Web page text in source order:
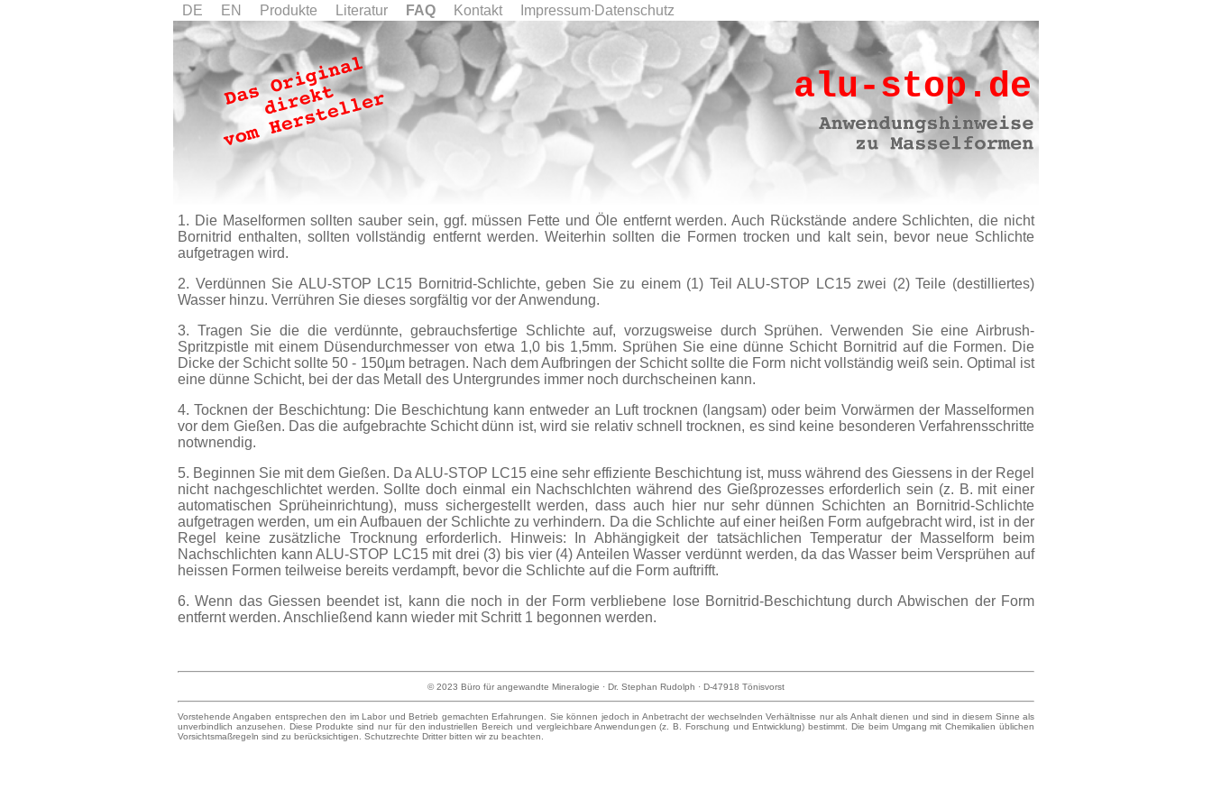
1. Die Maselformen sollten sauber sein, ggf. müssen Fette und Öle entfernt werden. Auch Rückstände andere Schlichten, die nicht
Bornitrid enthalten, sollten vollständig entfernt werden. Weiterhin sollten die Formen trocken und kalt sein, bevor neue Schlichte
aufgetragen wird.
2. Verdünnen Sie ALU-STOP LC15 Bornitrid-Schlichte, geben Sie zu einem (1) Teil ALU-STOP LC15 zwei (2) Teile (destilliertes)
Wasser hinzu. Verrühren Sie dieses sorgfältig vor der Anwendung.
3. Tragen Sie die die verdünnte, gebrauchsfertige Schlichte auf, vorzugsweise durch Sprühen. Verwenden Sie eine Airbrush-
Spritzpistle mit einem Düsendurchmesser von etwa 1,0 bis 1,5mm. Sprühen Sie eine dünne Schicht Bornitrid auf die Formen. Die
Dicke der Schicht sollte 50 - 150µm betragen. Nach dem Aufbringen der Schicht sollte die Form nicht vollständig weiß sein. Optimal ist
eine dünne Schicht, bei der das Metall des Untergrundes immer noch durchscheinen kann.
4. Tocknen der Beschichtung: Die Beschichtung kann entweder an Luft trocknen (langsam) oder beim Vorwärmen der Masselformen
vor dem Gießen. Das die aufgebrachte Schicht dünn ist, wird sie relativ schnell trocknen, es sind keine besonderen Verfahrensschritte
notwnendig.
5. Beginnen Sie mit dem Gießen. Da ALU-STOP LC15 eine sehr effiziente Beschichtung ist, muss während des Giessens in der Regel
nicht nachgeschlichtet werden. Sollte doch einmal ein Nachschlchten während des Gießprozesses erforderlich sein (z. B. mit einer
automatischen Sprüheinrichtung), muss sichergestellt werden, dass auch hier nur sehr dünnen Schichten an Bornitrid-Schlichte
aufgetragen werden, um ein Aufbauen der Schlichte zu verhindern. Da die Schlichte auf einer heißen Form aufgebracht wird, ist in der
Regel keine zusätzliche Trocknung erforderlich. Hinweis: In Abhängigkeit der tatsächlichen Temperatur der Masselform beim
Nachschlichten kann ALU-STOP LC15 mit drei (3) bis vier (4) Anteilen Wasser verdünnt werden, da das Wasser beim Versprühen auf
heissen Formen teilweise bereits verdampft, bevor die Schlichte auf die Form auftrifft.
6. Wenn das Giessen beendet ist, kann die noch in der Form verbliebene lose Bornitrid-Beschichtung durch Abwischen der Form
entfernt werden. Anschließend kann wieder mit Schritt 1 begonnen werden.
© 2023 Büro für angewandte Mineralogie · Dr. Stephan Rudolph · D-47918 Tönisvorst
Vorstehende Angaben entsprechen den im Labor und Betrieb gemachten Erfahrungen. Sie können jedoch in Anbetracht der wechselnden Verhältnisse nur als Anhalt dienen und sind in diesem Sinne als
unverbindlich anzusehen. Diese Produkte sind nur für den industriellen Bereich und vergleichbare Anwendungen (z. B. Forschung und Entwicklung) bestimmt. Die beim Umgang mit Chemikalien üblichen
Vorsichtsmaßregeln sind zu berücksichtigen. Schutzrechte Dritter bitten wir zu beachten.
alu-stop.de
DE EN Produkte Literatur FAQ Kontakt Impressum∙Datenschutz